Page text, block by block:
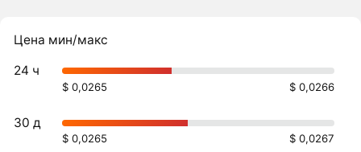
Цена мин/макс
24 ч
$ 0,0265 $ 0,0266
30 д
$ 0,0265 $ 0,0267